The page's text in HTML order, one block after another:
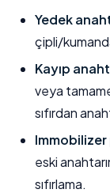
Yedek
çipli/
Kayıp
veya
sıfırdan
eski
sıfırlama.